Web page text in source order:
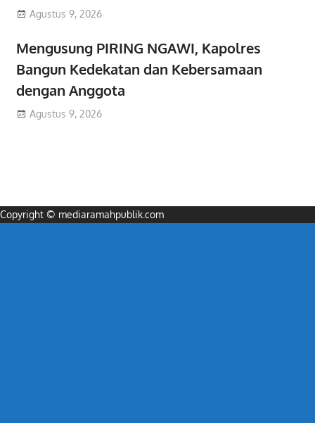
Agustus 9, 2026
Mengusung PIRING NGAWI, Kapolres
Bangun Kedekatan dan Kebersamaan
dengan Anggota
Agustus 9, 2026
Copyright © mediaramahpublik.com